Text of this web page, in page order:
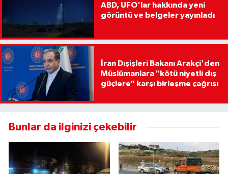
ABD, UFO'lar hakkında yeni
görüntü ve belgeler yayınladı
İran Dışişleri Bakanı Arakçi'den
Müslümanlara "kötü niyetli dış
güçlere" karşı birleşme çağrısı
Bunlar da ilginizi çekebilir